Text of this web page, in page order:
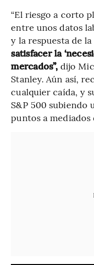
“El riesgo a corto
entre unos datos
y la respuesta de la
satisfacer la
mercados”,dijo
Stanley. Aún así,
cualquier caída, y
S&P 500 subiendo
puntos a mediados